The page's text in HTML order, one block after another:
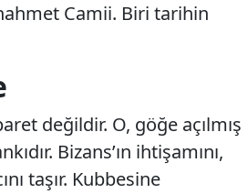
Camii. Biri tarihin
değildir. O, göğe açılmış
Bizans’ın ihtişamını,
taşır. Kubbesine